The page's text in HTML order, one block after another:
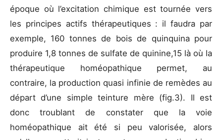
époque où l’excitation chimique est tournée vers
les principes actifs thérapeutiques : il faudra par
exemple, 160 tonnes de bois de quinquina pour
produire 1,8 tonnes de sulfate de quinine,15 là où la
thérapeutique homéopathique permet, au
contraire, la production quasi infinie de remèdes au
départ d’une simple teinture mère (fig.3). Il est
donc troublant de constater que la voie
homéopathique ait été si peu valorisée, alors